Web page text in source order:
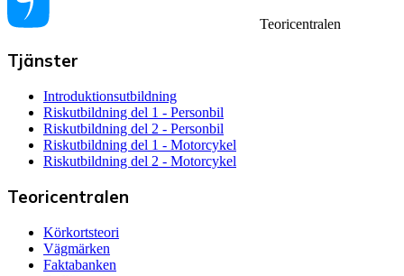
Teoricentralen
Tjänster
Introduktionsutbildning
Riskutbildning del 1 - Personbil
Riskutbildning del 2 - Personbil
Riskutbildning del 1 - Motorcykel
Riskutbildning del 2 - Motorcykel
Teoricentralen
Körkortsteori
Vägmärken
Faktabanken